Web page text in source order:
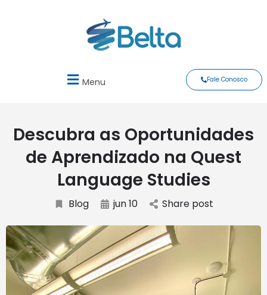
Menu Fale Conosco
Descubra as Oportunidades
de Aprendizado na Quest
Language Studies
Blog jun 10 Share post